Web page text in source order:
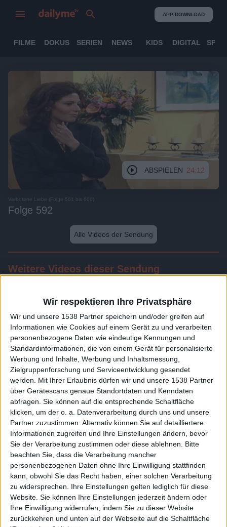
Wir respektieren Ihre Privatsphäre
Wir und unsere 1538 Partner speichern und/oder greifen auf
Informationen wie Cookies auf einem Gerät zu und verarbeiten
personenbezogene Daten wie eindeutige Kennungen und
Standardinformationen, die von einem Gerät für personalisierte
Werbung und Inhalte, Werbung und Inhaltsmessung,
Zielgruppenforschung und Serviceentwicklung gesendet
werden. Mit Ihrer Erlaubnis dürfen wir und unsere 1538 Partner
über Gerätescans genaue Standortdaten und Kenndaten
abfragen. Sie können auf die entsprechende Schaltfläche
klicken, um der o. a. Datenverarbeitung durch uns und unsere
Partner zuzustimmen. Alternativ können Sie auf detailliertere
Informationen zugreifen und Ihre Einstellungen ändern, bevor
Sie der Verarbeitung zustimmen oder diese ablehnen. Bitte
beachten Sie, dass die Verarbeitung mancher
personenbezogenen Daten ohne Ihre Einwilligung stattfinden
kann, obwohl Sie das Recht haben, einer solchen Verarbeitung
zu widersprechen. Ihre Einstellungen gelten lediglich für diese
Website. Sie können Ihre Einstellungen jederzeit ändern oder
Ihre Einwilligung widerrufen, indem Sie zu dieser Website
zurückkehren und unten auf der Webseite auf die Schaltfläche
APP DOWNLOAD
FILME DOKUS SERIEN NEWS KIDS DIGITAL
ABSPIELEN 24:12
Verbotene Liebe (Folge 501 bis 600)
Folge 592
Alle Videos der Sendung
Weitere Videos dieser Sendung
Folge 593